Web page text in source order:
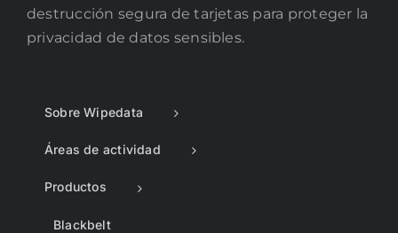
destrucción segura de tarjetas para proteger la
privacidad de datos sensibles.
Sobre Wipedata
Áreas de actividad
Productos
Blackbelt